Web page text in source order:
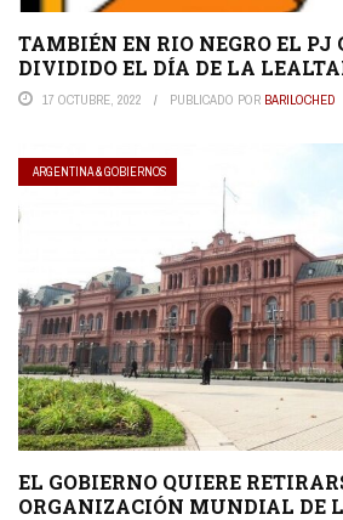
TAMBIÉN EN RIO NEGRO EL PJ
DIVIDIDO EL DÍA DE LA
17 OCTUBRE, 2022 PUBLICADO POR BARILOCHED
ARGENTINA & GOBIERNOS
EL GOBIERNO QUIERE
ORGANIZACIÓN MUNDIAL DE